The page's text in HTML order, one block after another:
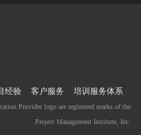
经验 客户服务 培训服务体系
Provider logo are registered marks of the
Project Management Institute, Inc.